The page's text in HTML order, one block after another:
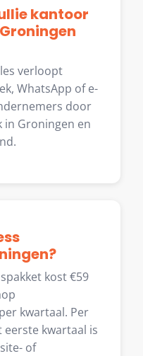
kantoor
verloopt
WhatsApp of e-
door
in Groningen en
kost €59
kwartaal. Per
eerste kwartaal is
of